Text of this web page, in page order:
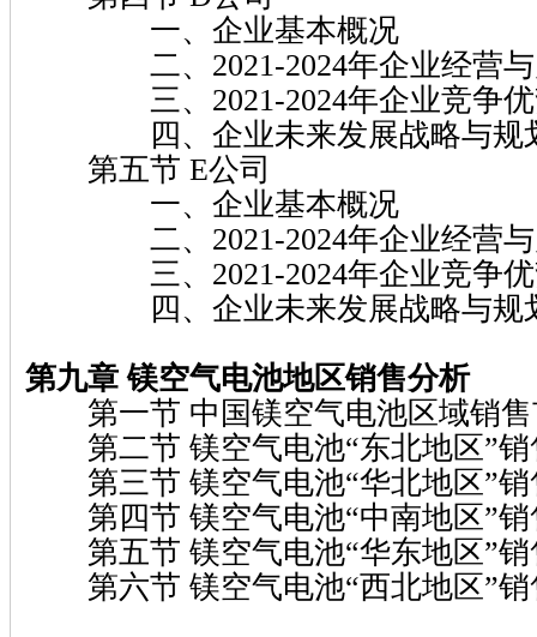
一、企业基本概况
二、2021-2024年企业经营与
三、2021-2024年企业竞争优
四、企业未来发展战略与规
第五节 E公司
一、企业基本概况
二、2021-2024年企业经营与
三、2021-2024年企业竞争优
四、企业未来发展战略与规
第九章 镁空气电池地区销售分析
第一节 中国镁空气电池区域销售
第二节 镁空气电池“东北地区”销
第三节 镁空气电池“华北地区”销
第四节 镁空气电池“中南地区”销
第五节 镁空气电池“华东地区”销
第六节 镁空气电池“西北地区”销